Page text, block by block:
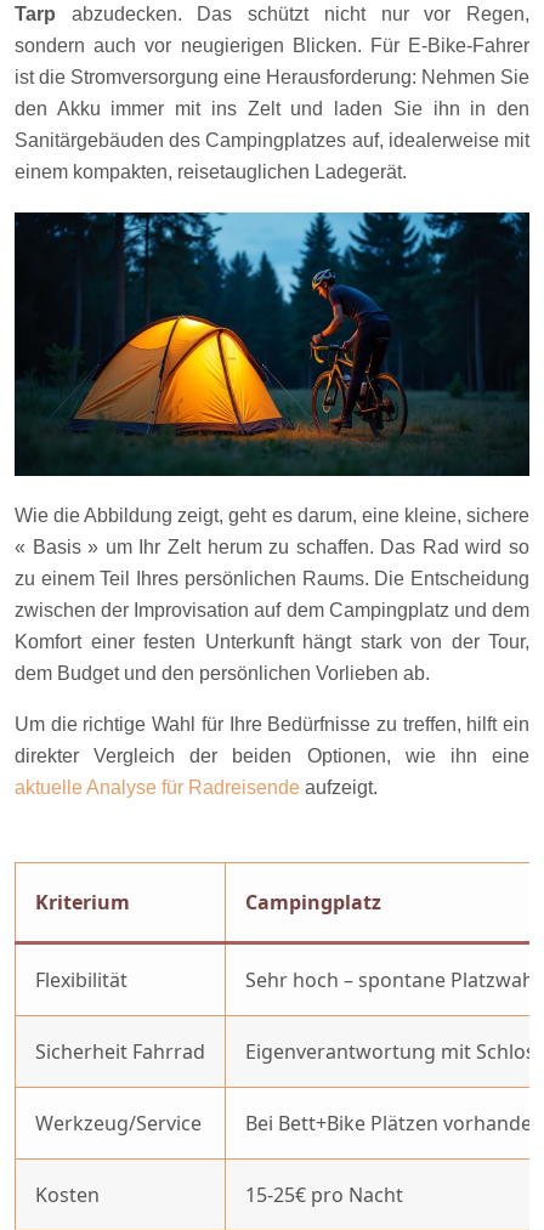
Tarp abzudecken. Das schützt nicht nur vor Regen,
sondern auch vor neugierigen Blicken. Für E-Bike-Fahrer
ist die Stromversorgung eine Herausforderung: Nehmen Sie
den Akku immer mit ins Zelt und laden Sie ihn in den
Sanitärgebäuden des Campingplatzes auf, idealerweise mit
einem kompakten, reisetauglichen Ladegerät.
Wie die Abbildung zeigt, geht es darum, eine kleine, sichere
« Basis » um Ihr Zelt herum zu schaffen. Das Rad wird so
zu einem Teil Ihres persönlichen Raums. Die Entscheidung
zwischen der Improvisation auf dem Campingplatz und dem
Komfort einer festen Unterkunft hängt stark von der Tour,
dem Budget und den persönlichen Vorlieben ab.
Um die richtige Wahl für Ihre Bedürfnisse zu treffen, hilft ein
direkter Vergleich der beiden Optionen, wie ihn eine
aktuelle Analyse für Radreisende aufzeigt.
Kriterium Campingplatz
Flexibilität Sehr hoch – spontane Platzwahl
Sicherheit Fahrrad Eigenverantwortung mit Schloss
Werkzeug/Service Bei Bett+Bike Plätzen vorhanden
Kosten 15-25€ pro Nacht